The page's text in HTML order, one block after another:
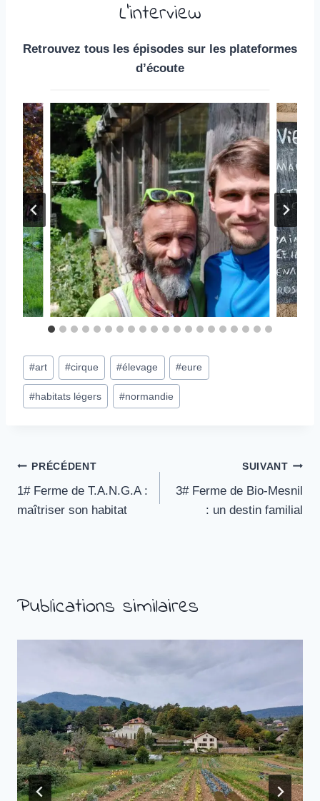
L’interview
Retrouvez tous les épisodes sur les plateformes
d’écoute
Étiquettes
de
la
#art #cirque #élevage #eure
#habitats légers #normandie
Navigation
de
PRÉCÉDENT
1# Ferme de T.A.N.G.A :
maîtriser son habitat
SUIVANT
3# Ferme de Bio-Mesnil
: un destin familial
Publications similaires